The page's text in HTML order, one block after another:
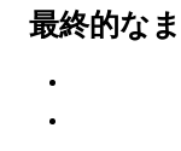
最終的な